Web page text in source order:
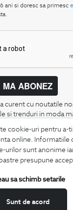
cookie-uri pentru a-
online. Informatiile
urilor sunt anonime
presupune
Sunt de acord
sa schimb setarile
ani si doresc sa primesc
MA ABONEZ
curent cu noutatile
si trenduri in moda
CONCIERGE
Termeni si conditii
Schimburi si retur
Securitatea datelor
Feedback site
ANPC